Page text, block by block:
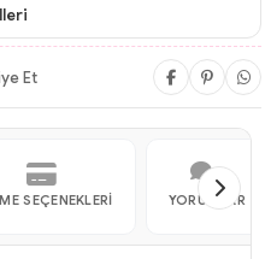
Et
SEÇENEKLERI YORUMLAR